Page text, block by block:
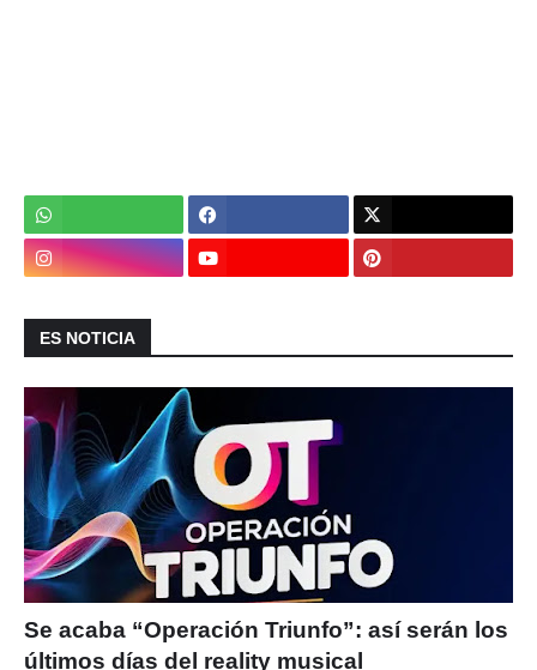
ES NOTICIA
Se acaba “Operación Triunfo”: así serán los
últimos días del reality musical